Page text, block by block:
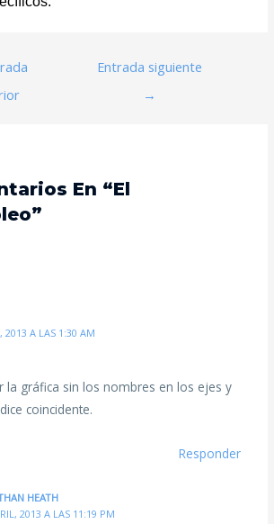
Entrada siguiente
→
En “El
2013 A LAS 1:30 AM
la gráfica sin los nombres en los ejes y
coincidente.
Responder
HEATH
2013 A LAS 11:19 PM